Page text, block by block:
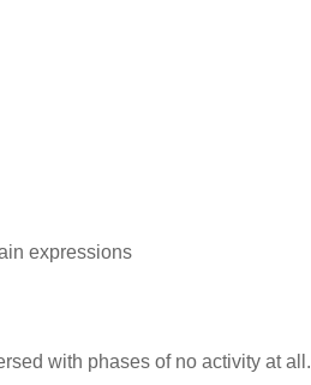
expressions
with phases of no activity at all.